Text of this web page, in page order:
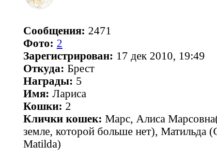
Сообщения: 2471
Фото: 2
Зарегистрирован: 17 дек 2010, 19:49
Откуда: Брест
Награды: 5
Имя: Лариса
Кошки: 2
Клички кошек: Марс, Алиса
земле, которой больше нет), Матильда
Matilda)